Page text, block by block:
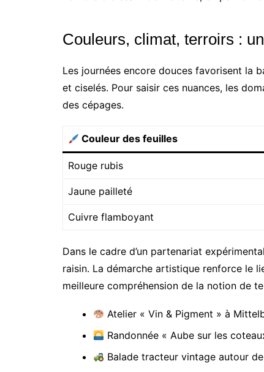
Couleurs, climat, terroirs :
Les journées encore douces favorisent la
et ciselés. Pour saisir ces nuances, les
des cépages.
Couleur des feuilles
Rouge rubis
Jaune pailleté
Cuivre flamboyant
Dans le cadre d’un partenariat
raisin. La démarche artistique renforce le
meilleure compréhension de la notion de
Atelier « Vin & Pigment » à
Randonnée « Aube sur les
Balade tracteur vintage autour